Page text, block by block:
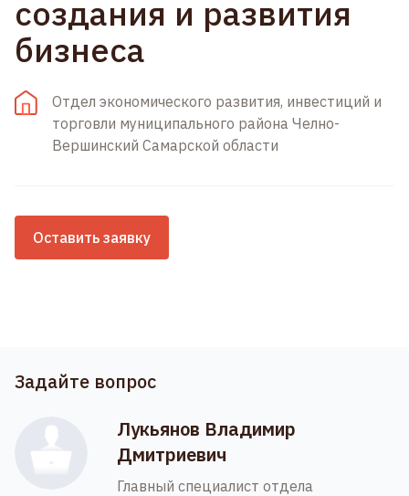
создания и развития
бизнеса
Отдел экономического развития, инвестиций и
торговли муниципального района Челно-
Вершинский Самарской области
Оставить заявку
Задайте вопрос
Лукьянов Владимир
Дмитриевич
Главный специалист отдела